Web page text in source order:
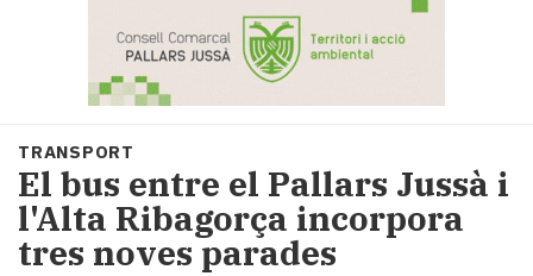
Societat
Política
i
municipis
Economia
TRANSPORT
El bus entre el Pallars Jussà i
l'Alta Ribagorça incorpora
tres noves parades